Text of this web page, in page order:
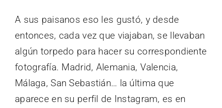
A sus paisanos eso les gustó, y desde
entonces, cada vez que viajaban, se llevaban
algún torpedo para hacer su correspondiente
fotografía. Madrid, Alemania, Valencia,
Málaga, San Sebastián… la última que
aparece en su perfil de Instagram, es en